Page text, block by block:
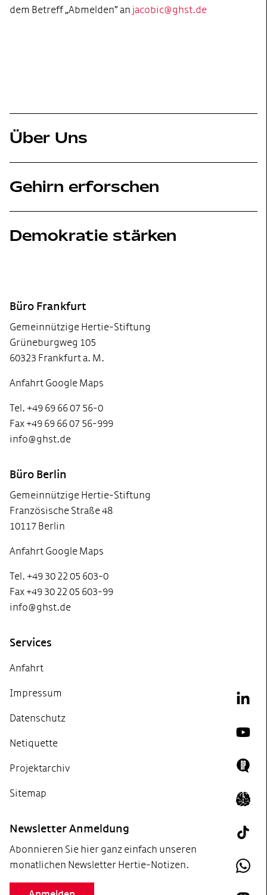
dem Betreff „Abmelden” an jacobic@ghst.de
Über Uns
Gehirn erforschen
Demokratie stärken
Büro Frankfurt
Gemeinnützige Hertie-Stiftung
Grüneburgweg 105
60323 Frankfurt a. M.
Anfahrt Google Maps
Tel. +49 69 66 07 56-0
Fax +49 69 66 07 56-999
info@ghst.de
Büro Berlin
Gemeinnützige Hertie-Stiftung
Französische Straße 48
10117 Berlin
Anfahrt Google Maps
Tel. +49 30 22 05 603-0
Fax +49 30 22 05 603-99
info@ghst.de
Services
Anfahrt
Impressum
Datenschutz
Netiquette
Projektarchiv
Sitemap
Newsletter Anmeldung
Abonnieren Sie hier ganz einfach unseren
monatlichen Newsletter Hertie-Notizen.
Icon
Tik